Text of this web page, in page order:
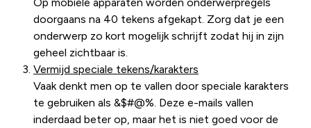
doorgaans na 40 tekens afgekapt. Zorg dat je een
onderwerp zo kort mogelijk schrijft zodat hij in zijn
geheel zichtbaar is.
Vermijd speciale tekens/karakters
Vaak denkt men op te vallen door speciale karakters
te gebruiken als &$#@%. Deze e-mails vallen
inderdaad beter op, maar het is niet goed voor de